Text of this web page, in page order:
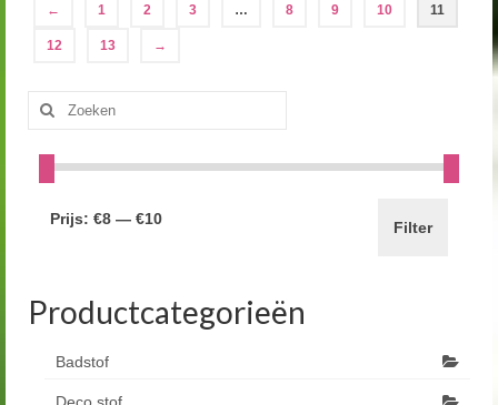
← 1 2 3 … 8 9 10 11
12 13 →
Zoeken
naar:
Filter
Prijs: €8 — €10
Productcategorieën
Badstof
Deco stof